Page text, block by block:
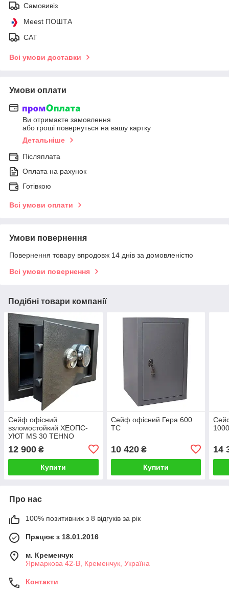
Самовивіз
Meest ПОШТА
САТ
Всі умови доставки
Умови оплати
Ви отримаєте замовлення
або гроші повернуться на вашу картку
Детальніше
Післяплата
Оплата на рахунок
Готівкою
Всі умови оплати
Умови повернення
Повернення товару впродовж 14 днів за домовленістю
Всі умови повернення
Подібні товари компанії
Сейф офісний
взломостойкий ХЕОПС-
УЮТ MS 30 TEHNO
12 900 ₴
Купити
Сейф офісний Гера 600
ТС
10 420₴
Купити
14
Про нас
100% позитивних з 8 відгуків за рік
Працює з 18.01.2016
м. Кременчук
Ярмаркова 42-В, Кременчук, Україна
Контакти